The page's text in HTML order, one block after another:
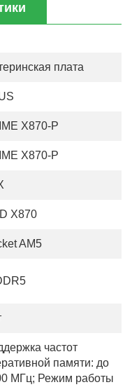
плата
X870-P
X870-P
X870
AM5
частот
памяти: до
МГц; Режим работы